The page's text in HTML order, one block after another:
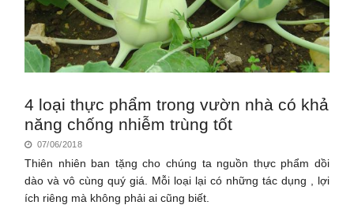
4 loại thực phẩm trong vườn nhà có khả
năng chống nhiễm trùng tốt
07/06/2018
Thiên nhiên ban tặng cho chúng ta nguồn thực phẩm dồi
dào và vô cùng quý giá. Mỗi loại lại có những tác dụng , lợi
ích riêng mà không phải ai cũng biết.